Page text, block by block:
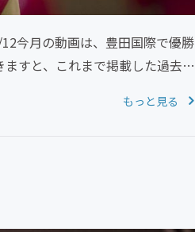
今月の動画は、豊田国際で優勝
すと、これまで掲載した過去
もっと見る